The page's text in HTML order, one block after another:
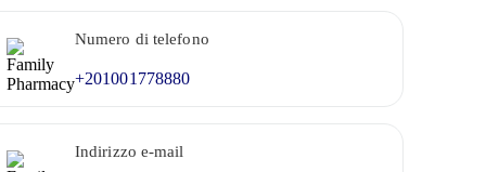
Numero di telefono
+201001778880
Indirizzo e-mail